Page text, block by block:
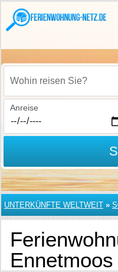
Wohin reisen Sie?
Anreise
UNTERKÜNFTE WELTWEIT »
Ennetmoos